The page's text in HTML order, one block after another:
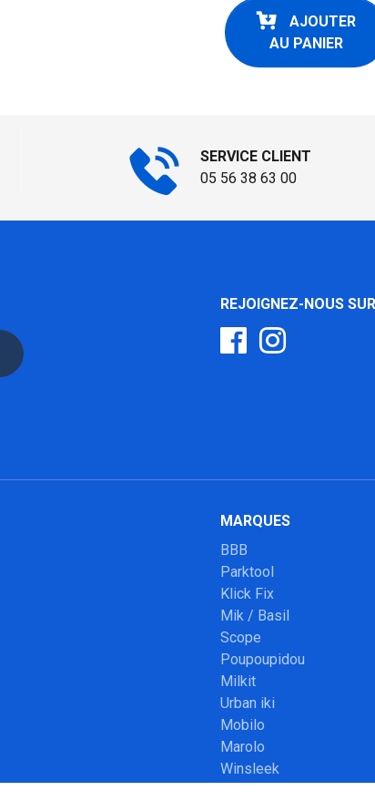
AJOUTER
AU PANIER
SERVICE CLIENT
05 56 38 63 00
REJOIGNEZ-NOUS
MARQUES
BBB
Parktool
Klick Fix
Mik / Basil
Scope
Poupoupidou
Milkit
Urban iki
Mobilo
Marolo
Winsleek